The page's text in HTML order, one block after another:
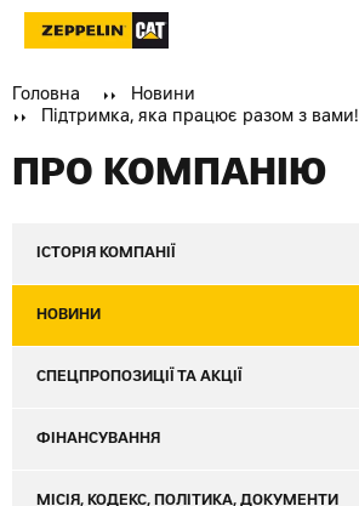
Головна
Новини
Підтримка, яка працює разом з вами!
ПРО КОМПАНІЮ
ІСТОРІЯ КОМПАНІЇ
НОВИНИ
СПЕЦПРОПОЗИЦІЇ ТА АКЦІЇ
ФІНАНСУВАННЯ
МІСІЯ, КОДЕКС, ПОЛІТИКА, ДОКУМЕНТИ